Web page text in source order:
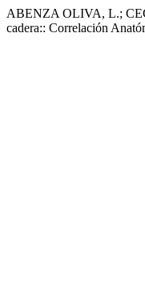
ABENZA OLIVA, L.;
cadera:: Correlación